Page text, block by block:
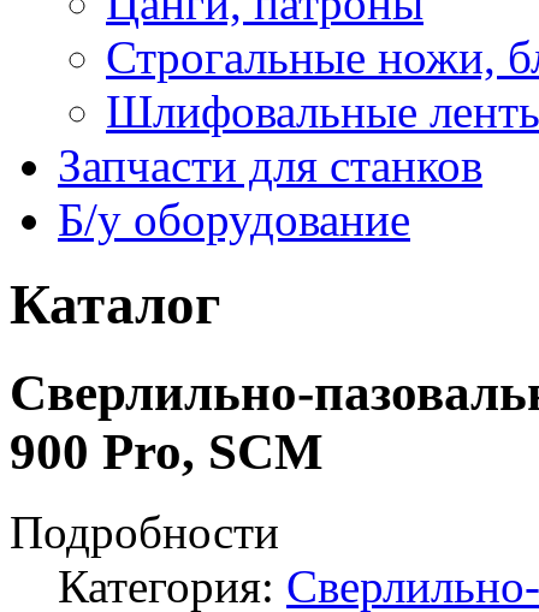
Строгальные ножи,
Шлифовальные
Запчасти для станков
Б/у оборудование
Каталог
Сверлильно-
900 Pro, SCM
Подробности
Категория: